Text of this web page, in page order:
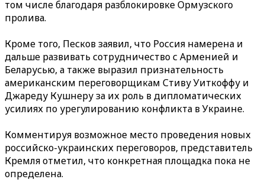
том числе благодаря разблокировке Ормузского
пролива.
Кроме того, Песков заявил, что Россия намерена и
дальше развивать сотрудничество с Арменией и
Беларусью, а также выразил признательность
американским переговорщикам Стиву Уиткоффу и
Джареду Кушнеру за их роль в дипломатических
усилиях по урегулированию конфликта в Украине.
Комментируя возможное место проведения новых
российско-украинских переговоров, представитель
Кремля отметил, что конкретная площадка пока не
определена.